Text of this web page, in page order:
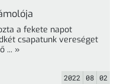
a fekete napot
csapatunk vereséget
szenvedett. Női játékosaink az első ... »
2022 08 02